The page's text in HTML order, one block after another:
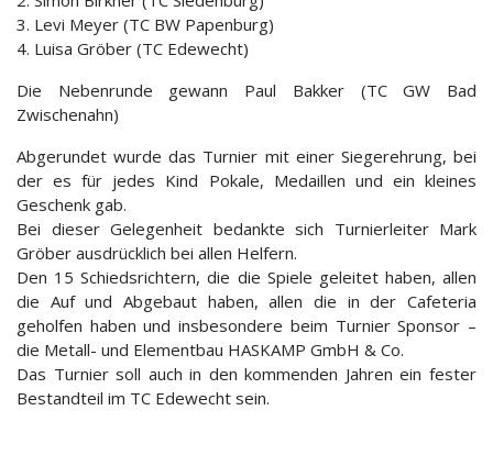
3. Levi Meyer (TC BW Papenburg)
4. Luisa Gröber (TC Edewecht)
Die Nebenrunde gewann Paul Bakker (TC GW Bad
Zwischenahn)
Abgerundet wurde das Turnier mit einer Siegerehrung, bei
der es für jedes Kind Pokale, Medaillen und ein kleines
Geschenk gab.
Bei dieser Gelegenheit bedankte sich Turnierleiter Mark
Gröber ausdrücklich bei allen Helfern.
Den 15 Schiedsrichtern, die die Spiele geleitet haben, allen
die Auf und Abgebaut haben, allen die in der Cafeteria
geholfen haben und insbesondere beim Turnier Sponsor –
die Metall- und Elementbau HASKAMP GmbH & Co.
Das Turnier soll auch in den kommenden Jahren ein fester
Bestandteil im TC Edewecht sein.